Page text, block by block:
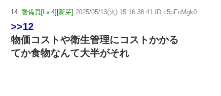
14: 警備員[Lv.4][新芽] 2025/05/13(火) 15:16:38.41 ID:c5pFcMgk0
>>12
物価コストや衛生管理にコストかかる
てか食物なんて大半がそれ